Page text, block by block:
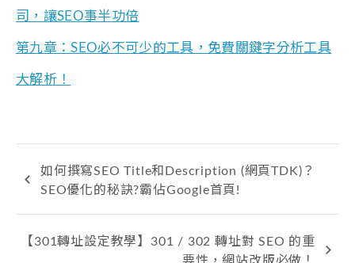
司，讓SEO事半功倍
第九章：SEO必不可少的工具，免費關鍵字分析工具
大解析！
如何撰寫SEO Title和Description (網頁TDK)？
SEO優化的秘訣?霸佔Google首頁!
【301轉址設定教學】301 / 302 轉址對 SEO 的重